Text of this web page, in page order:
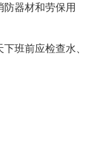
器材和劳保用
班前应检查水、